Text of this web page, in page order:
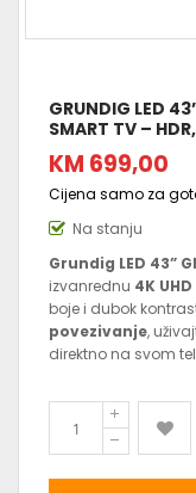
GRUNDIG LED
SMART TV –
KM 699,00
Cijena samo za
Na stanju
Grundig LED 43”
izvanrednu 4K
boje i dubok
povezivanje,
direktno na svom